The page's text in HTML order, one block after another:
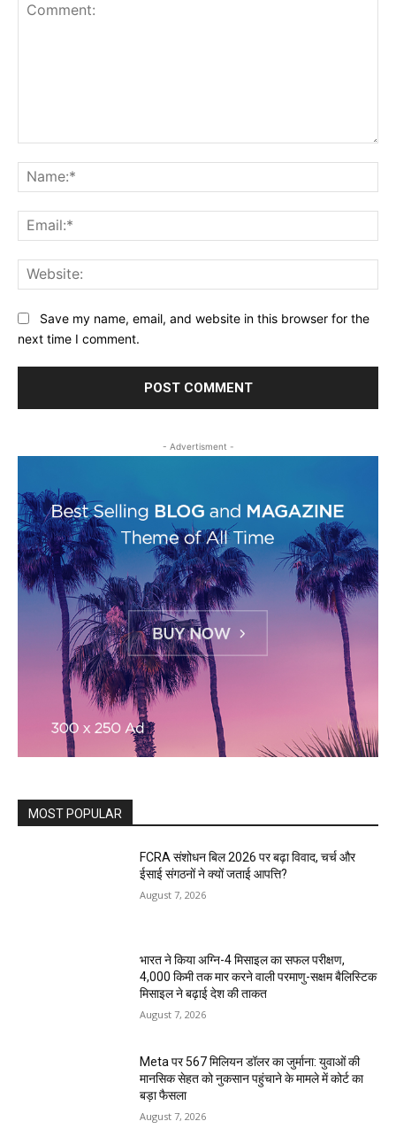
Save my name, email, and website in this browser for the
next time I comment.
- Advertisment -
MOST POPULAR
FCRA संशोधन बिल 2026 पर बढ़ा विवाद, चर्च और
ईसाई संगठनों ने क्यों जताई आपत्ति?
August 7, 2026
भारत ने किया अग्नि-4 मिसाइल का सफल परीक्षण,
4,000 किमी तक मार करने वाली परमाणु-सक्षम बैलिस्टिक
मिसाइल ने बढ़ाई देश की ताकत
August 7, 2026
Meta पर 567 मिलियन डॉलर का जुर्माना: युवाओं की
मानसिक सेहत को नुकसान पहुंचाने के मामले में कोर्ट का
बड़ा फैसला
August 7, 2026